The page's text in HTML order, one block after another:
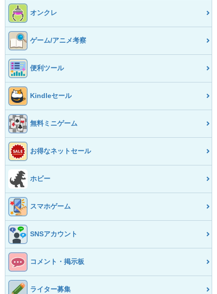
オンクレ
ゲーム/アニメ考察
便利ツール
Kindleセール
無料ミニゲーム
お得なネットセール
ホビー
スマホゲーム
SNSアカウント
コメント・掲示板
ライター募集